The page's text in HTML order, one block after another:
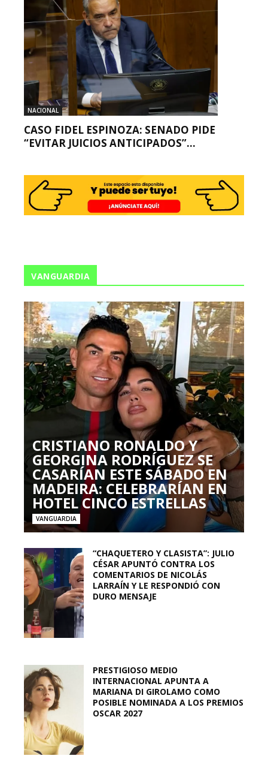
NACIONAL
CASO FIDEL ESPINOZA: SENADO PIDE
“EVITAR JUICIOS ANTICIPADOS”...
VANGUARDIA
CRISTIANO RONALDO Y
GEORGINA RODRÍGUEZ SE
CASARÍAN ESTE SÁBADO EN
MADEIRA: CELEBRARÍAN EN
HOTEL CINCO ESTRELLAS
VANGUARDIA
“CHAQUETERO Y CLASISTA”: JULIO
CÉSAR APUNTÓ CONTRA LOS
COMENTARIOS DE NICOLÁS
LARRAÍN Y LE RESPONDIÓ CON
DURO MENSAJE
PRESTIGIOSO MEDIO
INTERNACIONAL APUNTA A
MARIANA DI GIROLAMO COMO
POSIBLE NOMINADA A LOS PREMIOS
OSCAR 2027